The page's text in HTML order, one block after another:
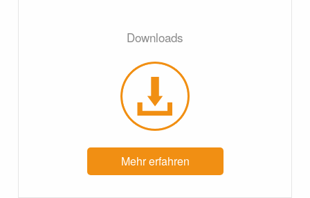
Downloads
Mehr erfahren